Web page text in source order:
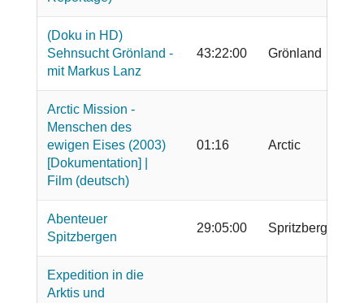
(Doku in HD)
Sehnsucht Grönland -
mit Markus Lanz
43:22:00 Grönland
Arctic Mission -
Menschen des
ewigen Eises (2003)
[Dokumentation] |
Film (deutsch)
01:16 Arctic
Abenteuer
Spitzbergen
29:05:00 Spritzbergen
Expedition in die
Arktis und